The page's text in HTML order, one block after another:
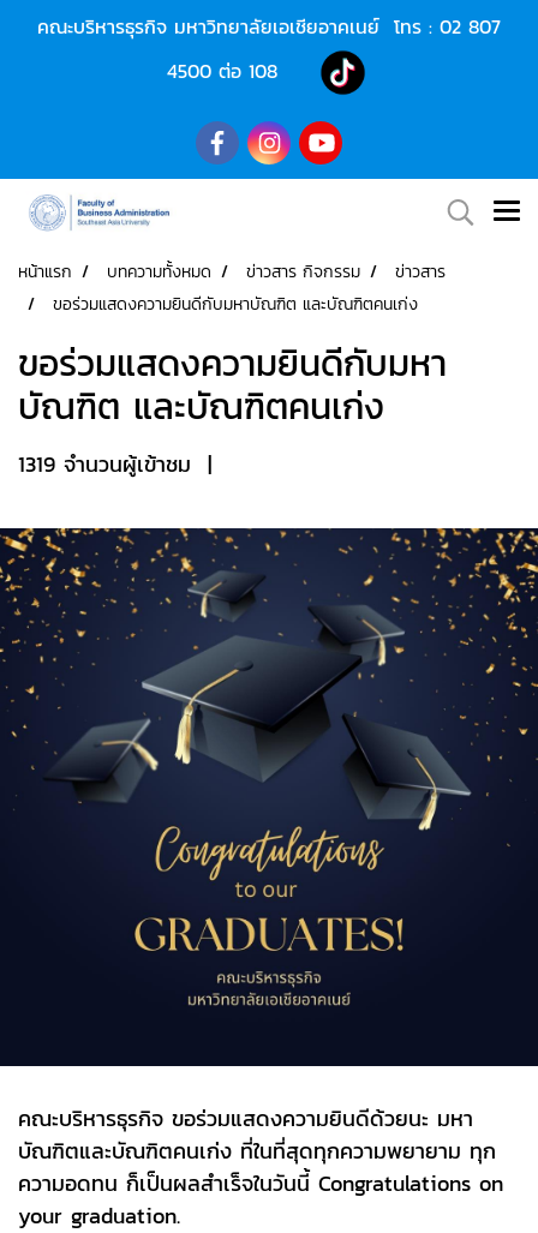
คณะบริหารธุรกิจ มหาวิทยาลัยเอเชียอาคเนย์ โทร : 02 807
4500ต่อ 108
หน้าแรก บทความทั้งหมด ข่าวสาร กิจกรรม
ข่าวสาร
ขอร่วมแสดงความยินดีกับมหาบัณฑิต และบัณฑิตคนเก่ง
ขอร่วมแสดงความยินดีกับมหา
บัณฑิต และบัณฑิตคนเก่ง
1319 จำนวนผู้เข้าชม |
คณะบริหารธุรกิจ ขอร่วมแสดงความยินดีด้วยนะ มหา
บัณฑิตและบัณฑิตคนเก่ง ที่ในที่สุดทุกความพยายาม ทุก
ความอดทน ก็เป็นผลสำเร็จในวันนี้ Congratulations on
your graduation.